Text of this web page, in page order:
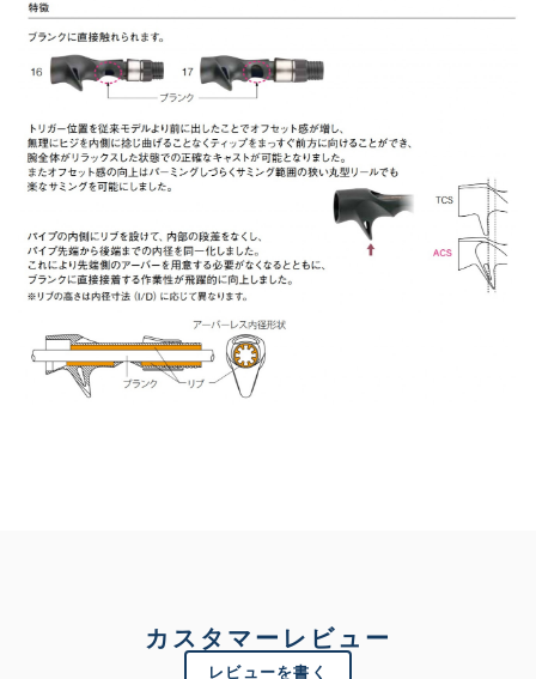
カスタマーレビュー
レビューを書く